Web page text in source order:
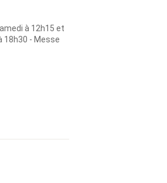
à 12h15 et
18h30 - Messe